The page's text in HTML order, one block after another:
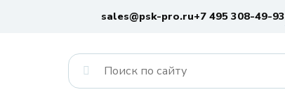
sales@psk-pro.ru+7 495 308-49-93